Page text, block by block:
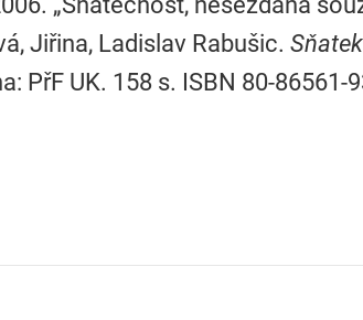
Jiřina, Ladislav Rabušic.
PřF UK. 158 s. ISBN 80-86561-